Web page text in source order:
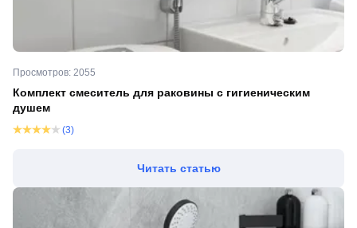
Просмотров: 2055
Комплект смеситель для раковины с гигиеническим
душем
(3)
Читать статью